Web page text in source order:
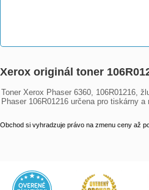
Xerox originál toner
Toner Xerox Phaser 6360, 106R01216,
Phaser 106R01216 určena pro tiskárny
Obchod si vyhradzuje právo na zmenu ceny až